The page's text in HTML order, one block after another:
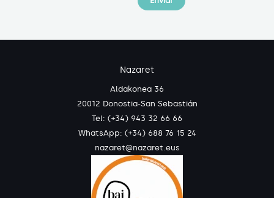
Nazaret
Aldakonea 36
20012 Donostia-San Sebastián
Tel: (+34) 943 32 66 66
WhatsApp: (+34) 688 76 15 24
nazaret@nazaret.eus